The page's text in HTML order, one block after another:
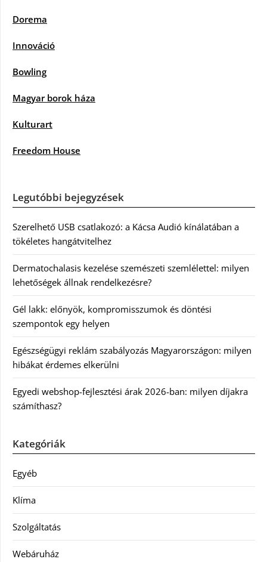
Dorema
Innováció
Bowling
Magyar borok háza
Kulturart
Freedom House
Legutóbbi bejegyzések
Szerelhető USB csatlakozó: a Kácsa Audió kínálatában a
tökéletes hangátvitelhez
Dermatochalasis kezelése szemészeti szemlélettel: milyen
lehetőségek állnak rendelkezésre?
Gél lakk: előnyök, kompromisszumok és döntési
szempontok egy helyen
Egészségügyi reklám szabályozás Magyarországon: milyen
hibákat érdemes elkerülni
Egyedi webshop-fejlesztési árak 2026-ban: milyen díjakra
számíthasz?
Kategóriák
Egyéb
Klíma
Szolgáltatás
Webáruház